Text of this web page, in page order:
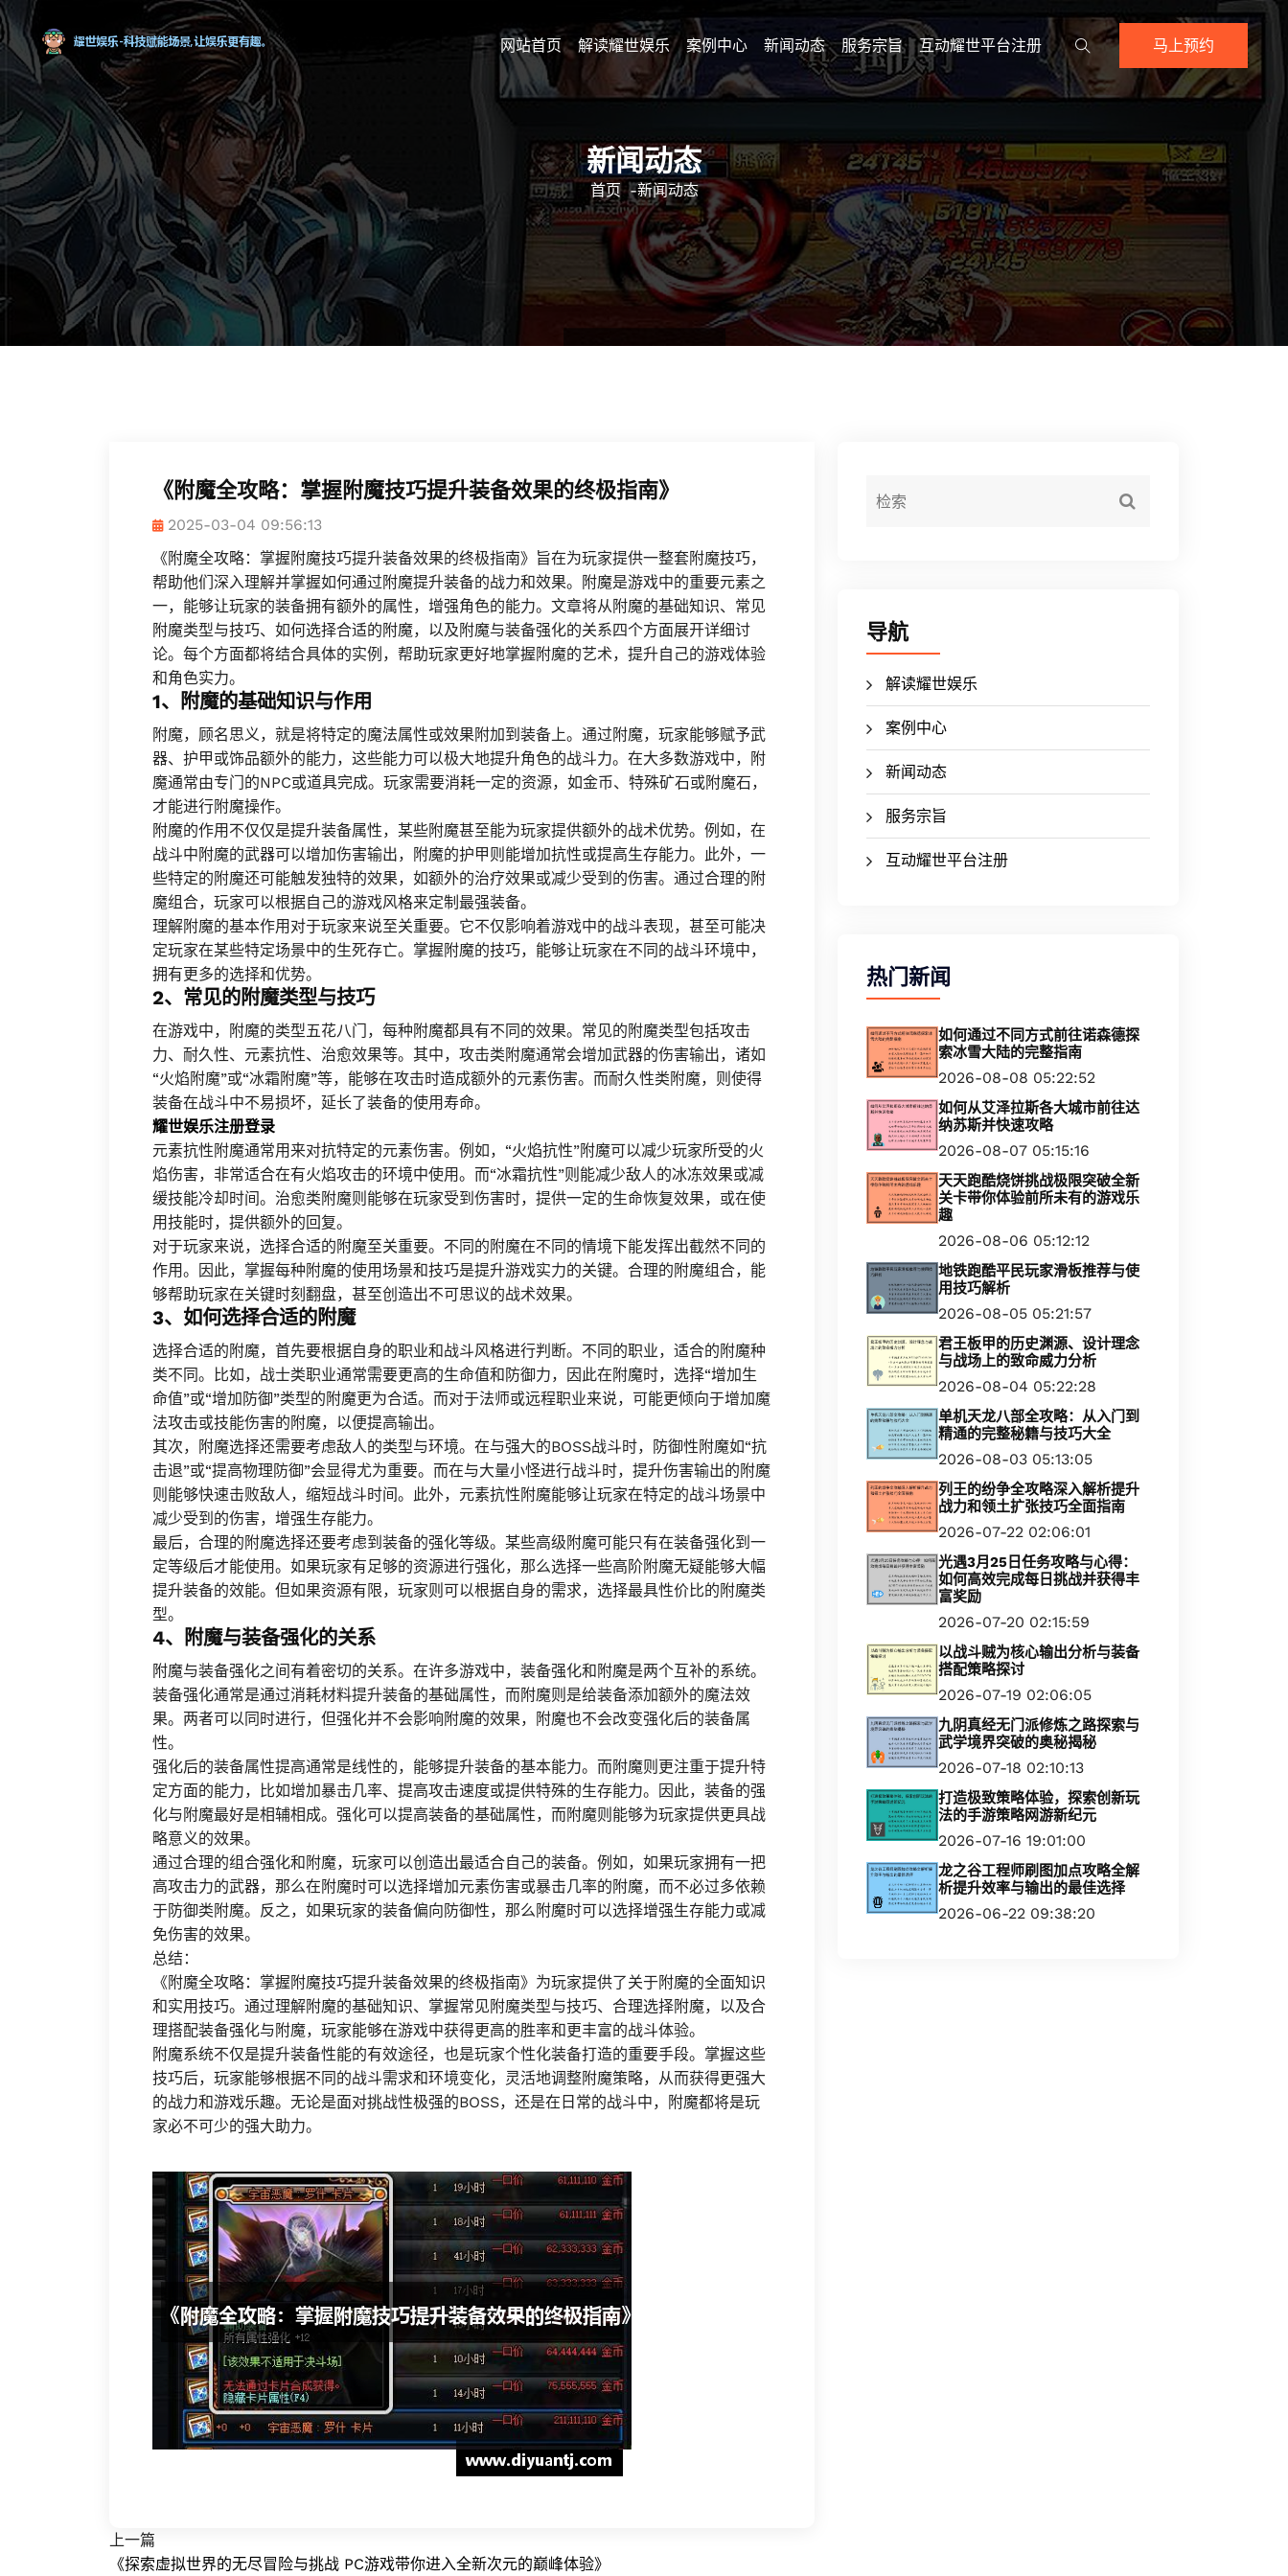
网站首页 解读耀世娱乐 案例中心 新闻动态 服务宗旨 互动耀世平台注册 马上预约
新闻动态
首页 -新闻动态
《附魔全攻略：掌握附魔技巧提升装备效果的终极指南》
2025-03-04 09:56:13
《附魔全攻略：掌握附魔技巧提升装备效果的终极指南》旨在为玩家提供一整套附魔技巧，
帮助他们深入理解并掌握如何通过附魔提升装备的战力和效果。附魔是游戏中的重要元素之
一，能够让玩家的装备拥有额外的属性，增强角色的能力。文章将从附魔的基础知识、常见
附魔类型与技巧、如何选择合适的附魔，以及附魔与装备强化的关系四个方面展开详细讨
论。每个方面都将结合具体的实例，帮助玩家更好地掌握附魔的艺术，提升自己的游戏体验
和角色实力。
1、附魔的基础知识与作用
附魔，顾名思义，就是将特定的魔法属性或效果附加到装备上。通过附魔，玩家能够赋予武
器、护甲或饰品额外的能力，这些能力可以极大地提升角色的战斗力。在大多数游戏中，附
魔通常由专门的NPC或道具完成。玩家需要消耗一定的资源，如金币、特殊矿石或附魔石，
才能进行附魔操作。
附魔的作用不仅仅是提升装备属性，某些附魔甚至能为玩家提供额外的战术优势。例如，在
战斗中附魔的武器可以增加伤害输出，附魔的护甲则能增加抗性或提高生存能力。此外，一
些特定的附魔还可能触发独特的效果，如额外的治疗效果或减少受到的伤害。通过合理的附
魔组合，玩家可以根据自己的游戏风格来定制最强装备。
理解附魔的基本作用对于玩家来说至关重要。它不仅影响着游戏中的战斗表现，甚至可能决
定玩家在某些特定场景中的生死存亡。掌握附魔的技巧，能够让玩家在不同的战斗环境中，
拥有更多的选择和优势。
2、常见的附魔类型与技巧
在游戏中，附魔的类型五花八门，每种附魔都具有不同的效果。常见的附魔类型包括攻击
力、耐久性、元素抗性、治愈效果等。其中，攻击类附魔通常会增加武器的伤害输出，诸如
“火焰附魔”或“冰霜附魔”等，能够在攻击时造成额外的元素伤害。而耐久性类附魔，则使得
装备在战斗中不易损坏，延长了装备的使用寿命。
耀世娱乐注册登录
元素抗性附魔通常用来对抗特定的元素伤害。例如，“火焰抗性”附魔可以减少玩家所受的火
焰伤害，非常适合在有火焰攻击的环境中使用。而“冰霜抗性”则能减少敌人的冰冻效果或减
缓技能冷却时间。治愈类附魔则能够在玩家受到伤害时，提供一定的生命恢复效果，或在使
用技能时，提供额外的回复。
对于玩家来说，选择合适的附魔至关重要。不同的附魔在不同的情境下能发挥出截然不同的
作用。因此，掌握每种附魔的使用场景和技巧是提升游戏实力的关键。合理的附魔组合，能
够帮助玩家在关键时刻翻盘，甚至创造出不可思议的战术效果。
3、如何选择合适的附魔
选择合适的附魔，首先要根据自身的职业和战斗风格进行判断。不同的职业，适合的附魔种
类不同。比如，战士类职业通常需要更高的生命值和防御力，因此在附魔时，选择“增加生
命值”或“增加防御”类型的附魔更为合适。而对于法师或远程职业来说，可能更倾向于增加魔
法攻击或技能伤害的附魔，以便提高输出。
其次，附魔选择还需要考虑敌人的类型与环境。在与强大的BOSS战斗时，防御性附魔如“抗
击退”或“提高物理防御”会显得尤为重要。而在与大量小怪进行战斗时，提升伤害输出的附魔
则能够快速击败敌人，缩短战斗时间。此外，元素抗性附魔能够让玩家在特定的战斗场景中
减少受到的伤害，增强生存能力。
最后，合理的附魔选择还要考虑到装备的强化等级。某些高级附魔可能只有在装备强化到一
定等级后才能使用。如果玩家有足够的资源进行强化，那么选择一些高阶附魔无疑能够大幅
提升装备的效能。但如果资源有限，玩家则可以根据自身的需求，选择最具性价比的附魔类
型。
4、附魔与装备强化的关系
附魔与装备强化之间有着密切的关系。在许多游戏中，装备强化和附魔是两个互补的系统。
装备强化通常是通过消耗材料提升装备的基础属性，而附魔则是给装备添加额外的魔法效
果。两者可以同时进行，但强化并不会影响附魔的效果，附魔也不会改变强化后的装备属
性。
强化后的装备属性提高通常是线性的，能够提升装备的基本能力。而附魔则更注重于提升特
定方面的能力，比如增加暴击几率、提高攻击速度或提供特殊的生存能力。因此，装备的强
化与附魔最好是相辅相成。强化可以提高装备的基础属性，而附魔则能够为玩家提供更具战
略意义的效果。
通过合理的组合强化和附魔，玩家可以创造出最适合自己的装备。例如，如果玩家拥有一把
高攻击力的武器，那么在附魔时可以选择增加元素伤害或暴击几率的附魔，而不必过多依赖
于防御类附魔。反之，如果玩家的装备偏向防御性，那么附魔时可以选择增强生存能力或减
免伤害的效果。
总结：
《附魔全攻略：掌握附魔技巧提升装备效果的终极指南》为玩家提供了关于附魔的全面知识
和实用技巧。通过理解附魔的基础知识、掌握常见附魔类型与技巧、合理选择附魔，以及合
理搭配装备强化与附魔，玩家能够在游戏中获得更高的胜率和更丰富的战斗体验。
附魔系统不仅是提升装备性能的有效途径，也是玩家个性化装备打造的重要手段。掌握这些
技巧后，玩家能够根据不同的战斗需求和环境变化，灵活地调整附魔策略，从而获得更强大
的战力和游戏乐趣。无论是面对挑战性极强的BOSS，还是在日常的战斗中，附魔都将是玩
家必不可少的强大助力。
上一篇
《探索虚拟世界的无尽冒险与挑战 PC游戏带你进入全新次元的巅峰体验》
导航
解读耀世娱乐
案例中心
新闻动态
服务宗旨
互动耀世平台注册
热门新闻
如何通过不同方式前往诺森德探
索冰雪大陆的完整指南
2026-08-08 05:22:52
如何从艾泽拉斯各大城市前往达
纳苏斯并快速攻略
2026-08-07 05:15:16
天天跑酷烧饼挑战极限突破全新
关卡带你体验前所未有的游戏乐
趣
2026-08-06 05:12:12
地铁跑酷平民玩家滑板推荐与使
用技巧解析
2026-08-05 05:21:57
君王板甲的历史渊源、设计理念
与战场上的致命威力分析
2026-08-04 05:22:28
单机天龙八部全攻略：从入门到
精通的完整秘籍与技巧大全
2026-08-03 05:13:05
列王的纷争全攻略深入解析提升
战力和领土扩张技巧全面指南
2026-07-22 02:06:01
光遇3月25日任务攻略与心得：
如何高效完成每日挑战并获得丰
富奖励
2026-07-20 02:15:59
以战斗贼为核心输出分析与装备
搭配策略探讨
2026-07-19 02:06:05
九阴真经无门派修炼之路探索与
武学境界突破的奥秘揭秘
2026-07-18 02:10:13
打造极致策略体验，探索创新玩
法的手游策略网游新纪元
2026-07-16 19:01:00
龙之谷工程师刷图加点攻略全解
析提升效率与输出的最佳选择
2026-06-22 09:38:20